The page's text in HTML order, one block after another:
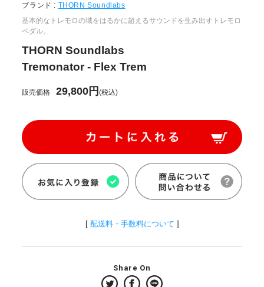
ブランド : THORN Soundlabs
基本的なトレモロの域をはるかに超えるサウンドを生み出すトレモロ
ペダル。
THORN Soundlabs
Tremonator - Flex Trem
販売価格 29,800円(税込)
[ 配送料・手数料について ]
Share On